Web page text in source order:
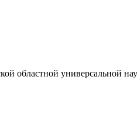
областной универсальной